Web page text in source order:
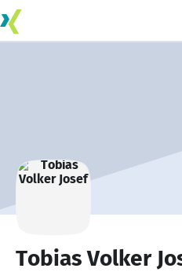
Tobias Volker